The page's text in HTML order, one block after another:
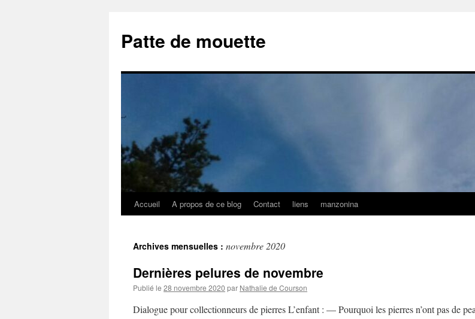
contenu
Patte de mouette
Accueil A propos de ce blog Contact liens manzonina
Archives mensuelles : novembre 2020
Dernières pelures de novembre
Publié le 28 novembre 2020 par Nathalie de Courson
Dialogue pour collectionneurs de pierres L’enfant : — Pourquoi les pierres n’ont pas de